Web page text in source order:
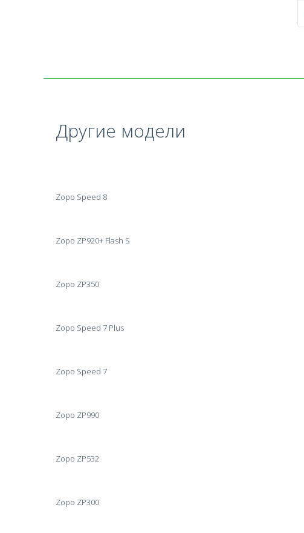
Другие модели
Zopo Speed 8
Zopo ZP920+ Flash S
Zopo ZP350
Zopo Speed 7 Plus
Zopo Speed 7
Zopo ZP990
Zopo ZP532
Zopo ZP300